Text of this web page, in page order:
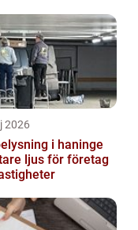
2026
i haninge
ljus för företag